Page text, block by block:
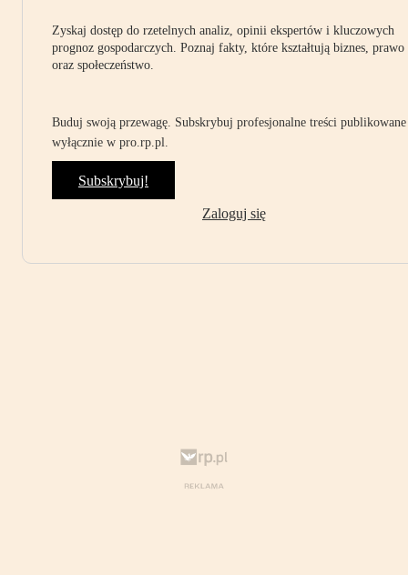
Zyskaj dostęp do rzetelnych analiz, opinii ekspertów i kluczowych
prognoz gospodarczych. Poznaj fakty, które kształtują biznes, prawo
oraz społeczeństwo.
Buduj swoją przewagę. Subskrybuj profesjonalne treści publikowane
wyłącznie w pro.rp.pl.
Subskrybuj!
Zaloguj się